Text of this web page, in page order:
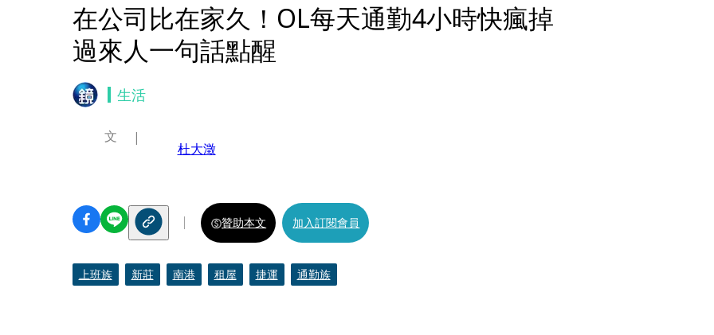
在公司比在家久！OL每天通勤4小時快瘋掉
過來人一句話點醒
生活
文
杜大澂
贊助本文 加入訂閱會員
上班族 新莊 南港 租屋 捷運 通勤族